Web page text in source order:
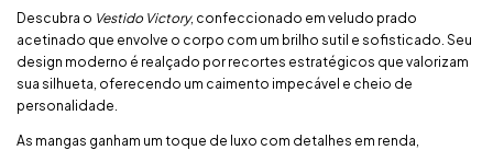
Descubra o Vestido Victory, confeccionado em veludo prado
acetinado que envolve o corpo com um brilho sutil e sofisticado. Seu
design moderno é realçado por recortes estratégicos que valorizam
sua silhueta, oferecendo um caimento impecável e cheio de
personalidade.
As mangas ganham um toque de luxo com detalhes em renda,